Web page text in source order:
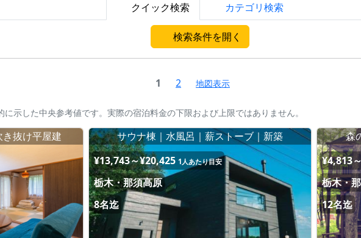
クイック検索 カテゴリ検索
検索条件を開く
1 2 地図表示
示した中央参考値です。実際の宿泊料金の下限および上限ではありません。
抜け平屋建
サウナ棟｜水風呂｜薪ストーブ｜新築
¥13,743～¥20,425 1人あたり目安
栃木・那須高原
8名迄
森
¥4,813
栃木・
12名迄